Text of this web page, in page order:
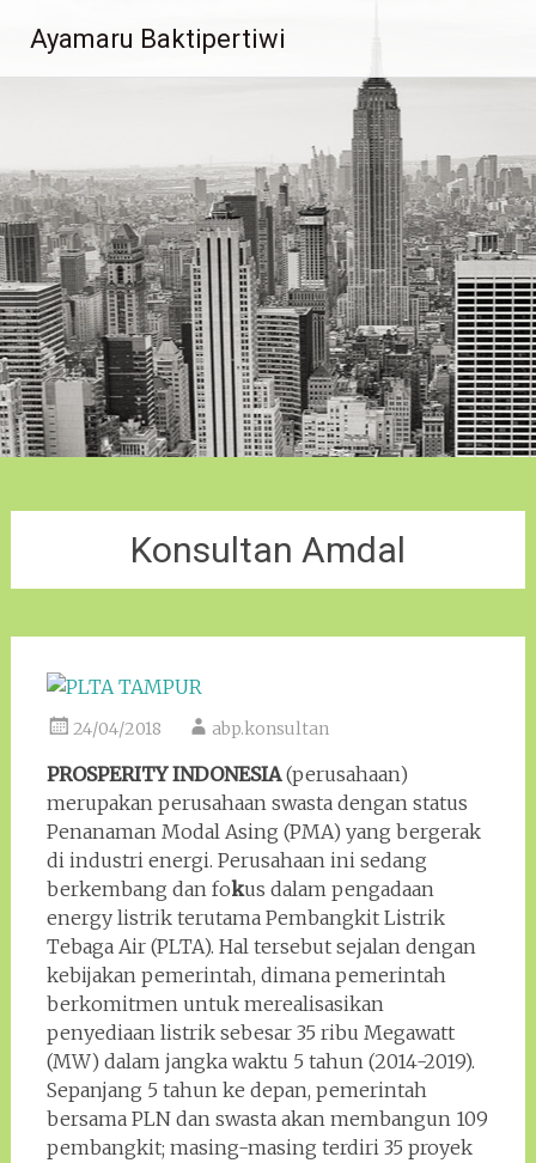
konten
Ayamaru Baktipertiwi
Konsultan Amdal
24/04/2018 abp.konsultan
PROSPERITY INDONESIA(perusahaan)
merupakan perusahaan swasta dengan status
Penanaman Modal Asing (PMA) yang bergerak
di industri energi. Perusahaan ini sedang
berkembang dan fokus dalam pengadaan
energy listrik terutama Pembangkit Listrik
Tebaga Air (PLTA). Hal tersebut sejalan dengan
kebijakan pemerintah, dimana pemerintah
berkomitmen untuk merealisasikan
penyediaan listrik sebesar 35 ribu Megawatt
(MW) dalam jangka waktu 5 tahun (2014-2019).
Sepanjang 5 tahun ke depan, pemerintah
bersama PLN dan swasta akan membangun 109
pembangkit; masing-masing terdiri 35 proyek